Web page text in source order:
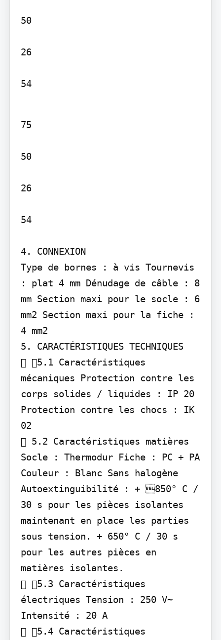
50
26
54
75
50
26
54
4. CONNEXION
Type de bornes : à vis Tournevis
: plat 4 mm Dénudage de câble : 8
mm Section maxi pour le socle : 6
mm2 Section maxi pour la fiche :
4 mm2
5. CARACTÉRISTIQUES TECHNIQUES
 5.1 Caractéristiques
mécaniques Protection contre les
corps solides / liquides : IP 20
Protection contre les chocs : IK
02
 5.2 Caractéristiques matières
Socle : Thermodur Fiche : PC + PA
Couleur : Blanc Sans halogène
Autoextinguibilité : + 850° C /
30 s pour les pièces isolantes
maintenant en place les parties
sous tension. + 650° C / 30 s
pour les autres pièces en
matières isolantes.
 5.3 Caractéristiques
électriques Tension : 250 V~
Intensité : 20 A
 5.4 Caractéristiques